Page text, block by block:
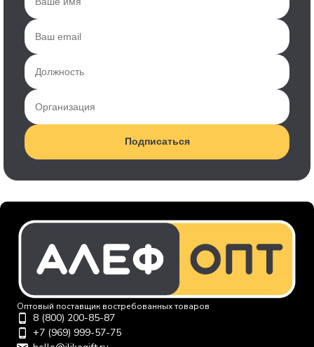
Подписаться
Оптовый поставщик востребованных товаров
8 (800) 200-85-87
+7 (969) 999-57-75